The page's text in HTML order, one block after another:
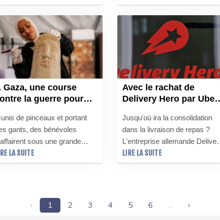
du géant Alibaba, pour
permis la vente aux
européens de
illégaux, dont des
dangereux et des
contrefaits.
très fréquentée du centre de
Manille.
Gaza, une course
la guerre pour
de pinceaux et portant
gants, des bénévoles
sous une grande
dans le sud de la bande de
à retirer délicatement la
LA SUITE
Avec le rachat de
Delivery Hero par Uber,
dans la livraison de
repas
Jusqu'où ira la consolidation
dans la livraison de repas ?
L'entreprise allemande
Hero a accepté jeudi une offre
de rachat du géant américain
LIRE LA SUITE
‹ 1 2 3 4 5 6 ... ›